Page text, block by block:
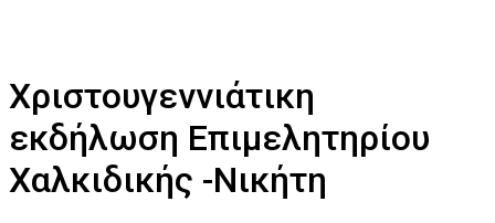
Χριστουγεννιάτικη
εκδήλωση Επιμελητηρίου
Χαλκιδικής -Νικήτη